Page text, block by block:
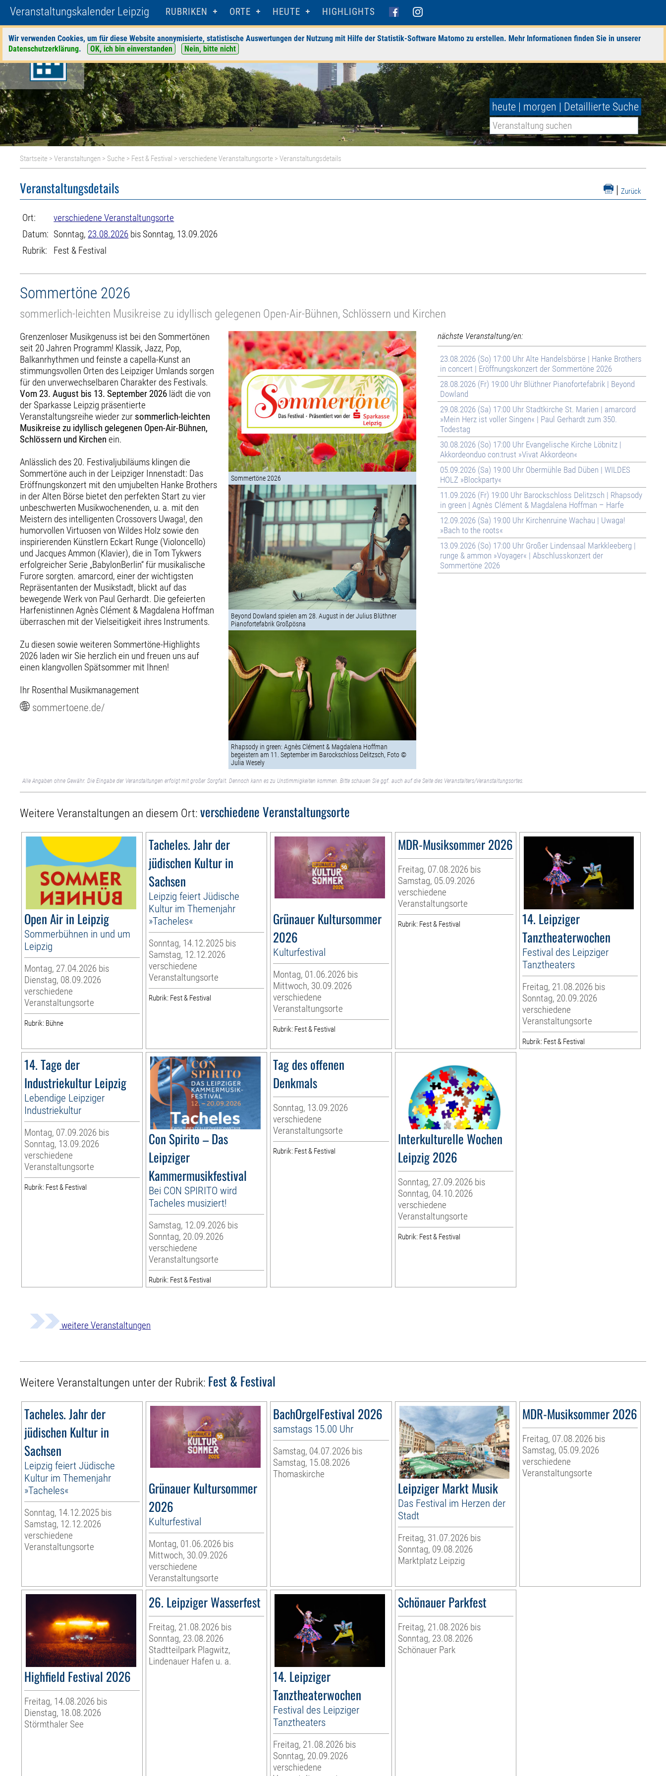
Veranstaltungskalender Leipzig RUBRIKEN ORTE HEUTE HIGHLIGHTS
Wir verwenden Cookies, um für diese Website anonymisierte, statistische Auswertungen der Nutzung mit Hilfe der Statistik-Software Matomo zu erstellen. Mehr Informationen finden Sie in unserer
Datenschutzerklärung. OK, ich bin einverstanden Nein, bitte nicht
heute | morgen | Detaillierte Suche
Startseite >Veranstaltungen > Suche > Fest & Festival >verschiedene Veranstaltungsorte > Veranstaltungsdetails
| Zurück
Veranstaltungsdetails
Ort:
verschiedene Veranstaltungsorte
Datum: Sonntag, 23.08.2026 bis Sonntag, 13.09.2026
Rubrik:
Fest & Festival
Sommertöne 2026
sommerlich-leichten Musikreise zu idyllisch gelegenen Open-Air-Bühnen, Schlössern und Kirchen
Grenzenloser Musikgenuss ist bei den Sommertönen
seit 20 Jahren Programm! Klassik, Jazz, Pop,
Balkanrhythmen und feinste a capella-Kunst an
stimmungsvollen Orten des Leipziger Umlands sorgen
für den unverwechselbaren Charakter des Festivals.
Vom 23. August bis 13. September 2026 lädt die von
der Sparkasse Leipzig präsentierte
Veranstaltungsreihe wieder zur sommerlich-leichten
Musikreise zu idyllisch gelegenen Open-Air-Bühnen,
Schlössern und Kirchen ein.
Anlässlich des 20. Festivaljubiläums klingen die
Sommertöne auch in der Leipziger Innenstadt: Das
Eröffnungskonzert mit den umjubelten Hanke Brothers
in der Alten Börse bietet den perfekten Start zu vier
unbeschwerten Musikwochenenden, u. a. mit den
Meistern des intelligenten Crossovers Uwaga!, den
humorvollen Virtuosen von Wildes Holz sowie den
inspirierenden Künstlern Eckart Runge (Violoncello)
und Jacques Ammon (Klavier), die in Tom Tykwers
erfolgreicher Serie „BabylonBerlin“ für musikalische
Furore sorgten. amarcord, einer der wichtigsten
Repräsentanten der Musikstadt, blickt auf das
bewegende Werk von Paul Gerhardt. Die gefeierten
Harfenistinnen Agnès Clément & Magdalena Hoffman
überraschen mit der Vielseitigkeit ihres Instruments.
Zu diesen sowie weiteren Sommertöne-Highlights
2026 laden wir Sie herzlich ein und freuen uns auf
einen klangvollen Spätsommer mit Ihnen!
Ihr Rosenthal Musikmanagement
sommertoene.de/
Sommertöne 2026
Beyond Dowland spielen am 28. August in der Julius Blüthner
Pianofortefabrik Großpösna
Rhapsody in green: Agnès Clément & Magdalena Hoffman
begeistern am 11. September im Barockschloss Delitzsch, Foto ©
Julia Wesely
nächste Veranstaltung/en:
23.08.2026 (So) 17:00 Uhr Alte Handelsbörse | Hanke Brothers
in concert | Eröffnungskonzert der Sommertöne 2026
28.08.2026 (Fr) 19:00 Uhr Blüthner Pianofortefabrik | Beyond
Dowland
29.08.2026 (Sa) 17:00 Uhr Stadtkirche St. Marien | amarcord
»Mein Herz ist voller Singen« | Paul Gerhardt zum 350.
Todestag
30.08.2026 (So) 17:00 Uhr Evangelische Kirche Löbnitz |
Akkordeonduo con:trust »Vivat Akkordeon«
05.09.2026 (Sa) 19:00 Uhr Obermühle Bad Düben | WILDES
HOLZ »Blockparty«
11.09.2026 (Fr) 19:00 Uhr Barockschloss Delitzsch | Rhapsody
in green | Agnès Clément & Magdalena Hoffman – Harfe
12.09.2026 (Sa) 19:00 Uhr Kirchenruine Wachau | Uwaga!
»Bach to the roots«
13.09.2026 (So) 17:00 Uhr Großer Lindensaal Markkleeberg |
runge & ammon »Voyager« | Abschlusskonzert der
Sommertöne 2026
Alle Angaben ohne Gewähr. Die Eingabe der Veranstaltungen erfolgt mit großer Sorgfalt. Dennoch kann es zu Unstimmigkeiten kommen. Bitte schauen Sie ggf. auch auf die Seite des Veranstalters/Veranstaltungsortes.
Weitere Veranstaltungen an diesem Ort:verschiedene Veranstaltungsorte
Open Air in Leipzig
Sommerbühnen in und um
Leipzig
Montag, 27.04.2026 bis
Dienstag, 08.09.2026
verschiedene
Veranstaltungsorte
Rubrik: Bühne
Tacheles. Jahr der
jüdischen Kultur in
Sachsen
Leipzig feiert Jüdische
Kultur im Themenjahr
»Tacheles«
Sonntag, 14.12.2025 bis
Samstag, 12.12.2026
verschiedene
Veranstaltungsorte
Rubrik: Fest & Festival
Grünauer Kultursommer
2026
Kulturfestival
Montag, 01.06.2026 bis
Mittwoch, 30.09.2026
verschiedene
Veranstaltungsorte
Rubrik: Fest & Festival
MDR-Musiksommer 2026
Freitag, 07.08.2026 bis
Samstag, 05.09.2026
verschiedene
Veranstaltungsorte
Rubrik: Fest & Festival
14. Leipziger
Tanztheaterwochen
Festival des Leipziger
Tanztheaters
Freitag, 21.08.2026 bis
Sonntag, 20.09.2026
verschiedene
Veranstaltungsorte
Rubrik: Fest & Festival
14. Tage der
Industriekultur Leipzig
Lebendige Leipziger
Industriekultur
Montag, 07.09.2026 bis
Sonntag, 13.09.2026
verschiedene
Veranstaltungsorte
Rubrik: Fest & Festival
Con Spirito – Das
Leipziger
Kammermusikfestival
Bei CON SPIRITO wird
Tacheles musiziert!
Samstag, 12.09.2026 bis
Sonntag, 20.09.2026
verschiedene
Veranstaltungsorte
Rubrik: Fest & Festival
Tag des offenen
Denkmals
Sonntag, 13.09.2026
verschiedene
Veranstaltungsorte
Rubrik: Fest & Festival
Interkulturelle Wochen
Leipzig 2026
Sonntag, 27.09.2026 bis
Sonntag, 04.10.2026
verschiedene
Veranstaltungsorte
Rubrik: Fest & Festival
weitere Veranstaltungen
Weitere Veranstaltungen unter der Rubrik: Fest & Festival
Tacheles. Jahr der
jüdischen Kultur in
Sachsen
Leipzig feiert Jüdische
Kultur im Themenjahr
»Tacheles«
Sonntag, 14.12.2025 bis
Samstag, 12.12.2026
verschiedene
Veranstaltungsorte
Grünauer Kultursommer
2026
Kulturfestival
Montag, 01.06.2026 bis
Mittwoch, 30.09.2026
verschiedene
Veranstaltungsorte
BachOrgelFestival 2026
samstags 15.00 Uhr
Samstag, 04.07.2026 bis
Samstag, 15.08.2026
Thomaskirche
Leipziger Markt Musik
Das Festival im Herzen der
Stadt
Freitag, 31.07.2026 bis
Sonntag, 09.08.2026
Marktplatz Leipzig
MDR-Musiksommer 2026
Freitag, 07.08.2026 bis
Samstag, 05.09.2026
verschiedene
Veranstaltungsorte
Highfield Festival 2026
Freitag, 14.08.2026 bis
Dienstag, 18.08.2026
Störmthaler See
26. Leipziger Wasserfest
Freitag, 21.08.2026 bis
Sonntag, 23.08.2026
Stadtteilpark Plagwitz,
Lindenauer Hafen u. a.
14. Leipziger
Tanztheaterwochen
Festival des Leipziger
Tanztheaters
Freitag, 21.08.2026 bis
Sonntag, 20.09.2026
verschiedene
Schönauer Parkfest
Freitag, 21.08.2026 bis
Sonntag, 23.08.2026
Schönauer Park